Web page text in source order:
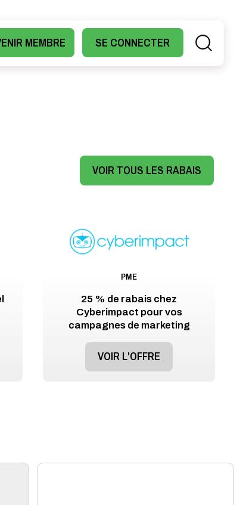
MEMBRE SE CONNECTER
VOIR TOUS LES RABAIS
PME
25 % de rabais chez
Cyberimpact pour vos
campagnes de marketing
VOIR L'OFFRE